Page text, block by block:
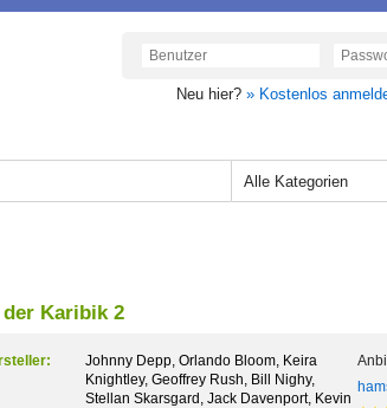
Neu hier? » Kostenlos
Alle Kategorien
Karibik 2
Johnny Depp, Orlando Bloom, Keira
Knightley, Geoffrey Rush, Bill Nighy,
Stellan Skarsgard, Jack Davenport, Kevin